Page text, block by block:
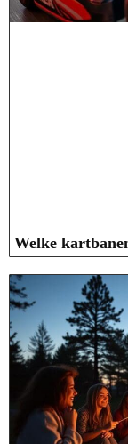
Welke